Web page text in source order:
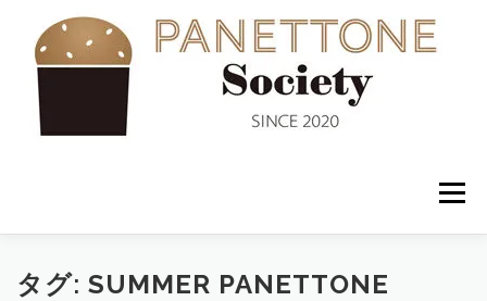
メニュー
入会案内 ABOUT US NEWS PANETTONE
タグ: SUMMER PANETTONE